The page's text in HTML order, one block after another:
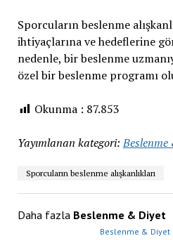
Sporcuların beslenme
ihtiyaçlarına ve hedeflerine
nedenle, bir beslenme
özel bir beslenme programı
Okunma : 87.853
Yayımlanan kategori:
Sporcuların beslenme alışkanlıkları
Daha fazla Beslenme & Diyet
Beslenme & Diyet